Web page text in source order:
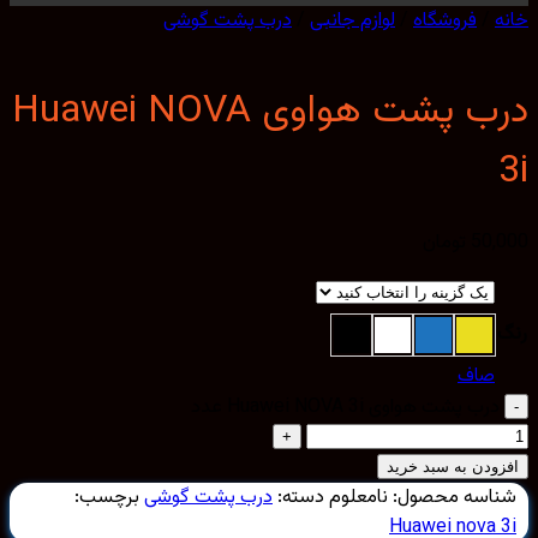
/فروشگاه/لوازم جانبی/درب پشت گوشی
درب پشت هواوی Huawei NOVA
درب پشت هواوی Huawei NOVA 3i عدد
به سبد خرید
محصول:نامعلومدسته:درب پشت گوشیبرچسب:
Huawei